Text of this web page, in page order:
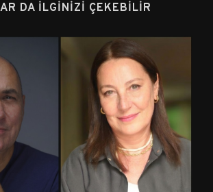
DA İLGINIZI ÇEKEBILIR